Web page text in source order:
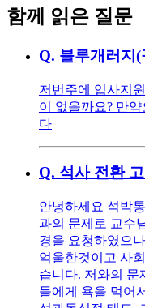
함께 읽은 질문
Q. 블루개러지
저번주에 입사지
이 없을까요? 만
다
Q. 석사 전환
안녕하세요 석박
과의 문제로 교수
경을 요청하였으
억울한것이고 사
습니다. 저와의 문
들에게 욕을 먹어